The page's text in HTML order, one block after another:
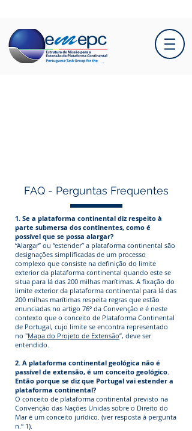
FAQ - Perguntas Frequentes
1. Se a plataforma continental diz respeito à
parte submersa dos continentes, como é
possível que se possa alargar?
“Alargar” ou “estender” a plataforma continental são
designações simplificadas de um processo
complexo que consiste na definição do limite
exterior da plataforma continental quando este se
situa para lá das 200 milhas marítimas. A fixação do
limite exterior da plataforma continental para lá das
200 milhas marítimas respeita regras que estão
enunciadas no artigo 76º da Convenção e é neste
contexto que o conceito de Plataforma Continental
de Portugal, cujo limite se encontra representado
no "Mapa do Projeto de Extensão”, deve ser
entendido.
2. A plataforma continental geológica não é
passível de extensão, é um conceito geológico.
Então porque se diz que Portugal vai estender a
plataforma continental?
O conceito de plataforma continental previsto na
Convenção das Nações Unidas sobre o Direito do
Mar é um conceito jurídico. (ver resposta à pergunta
n.º 1).